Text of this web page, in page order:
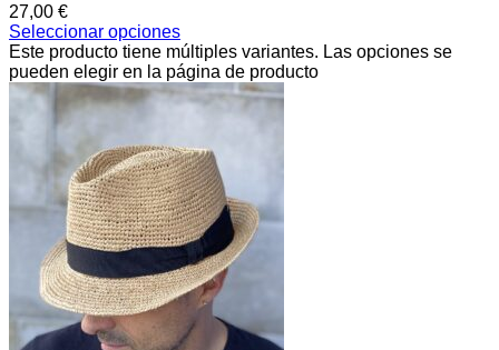
27,00 €
Seleccionar opciones
Este producto tiene múltiples variantes. Las opciones se
pueden elegir en la página de producto